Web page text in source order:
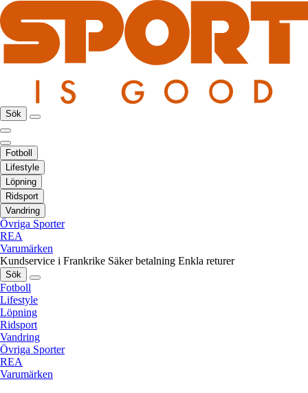
Sök
Fotboll
Lifestyle
Löpning
Ridsport
Vandring
Övriga Sporter
REA
Varumärken
Kundservice i Frankrike Säker betalning Enkla returer
Sök
Fotboll
Lifestyle
Löpning
Ridsport
Vandring
Övriga Sporter
REA
Varumärken